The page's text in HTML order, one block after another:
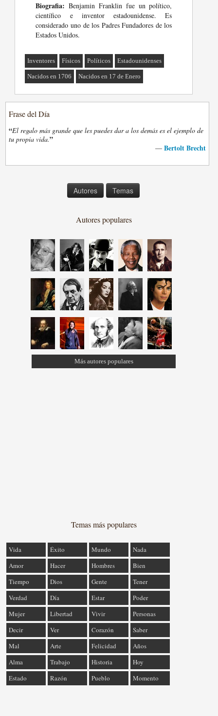
Biografia: Benjamin Franklin fue un político,
científico e inventor estadounidense. Es
considerado uno de los Padres Fundadores de los
Estados Unidos.
Inventores Físicos Políticos Estadounidenses
Nacidos en 1706 Nacidos en 17 de Enero
Frase del Día
“El regalo más grande que les puedes dar a los demás es el ejemplo de
tu propia vida.”
— Bertolt Brecht
Autores Temas
Autores populares
Más autores populares
Temas más populares
Vida Éxito Mundo
Nada
Amor
Hacer Hombres
Bien
Tiempo
Dios Gente
Tener
Verdad
Día Estar
Poder
Mujer
Libertad Vivir
Personas
Decir
Ver Corazón
Saber
Mal
Arte Felicidad
Años
Alma
Trabajo Historia
Hoy
Estado
Razón Pueblo Momento